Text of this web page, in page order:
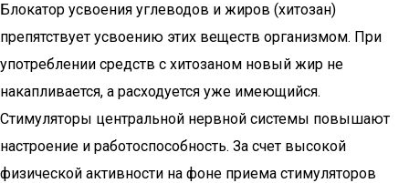
Блокатор усвоения углеводов и жиров (хитозан)
препятствует усвоению этих веществ организмом. При
употреблении средств с хитозаном новый жир не
накапливается, а расходуется уже имеющийся.
Стимуляторы центральной нервной системы повышают
настроение и работоспособность. За счет высокой
физической активности на фоне приема стимуляторов